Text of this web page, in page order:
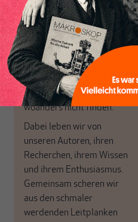
Perspektive und ist damit
in Deutschland einzigartig.
MAKROSKOP steht für
das große Ganze. Wir
haben einen Blick auf
Geld, Wirtschaft und
Politik, den Sie so
woanders nicht finden.
Dabei leben wir von
unseren Autoren, ihren
Recherchen, ihrem Wissen
und ihrem Enthusiasmus.
Gemeinsam scheren wir
aus den schmaler
werdenden Leitplanken